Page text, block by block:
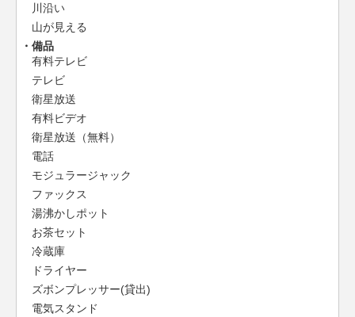
川沿い
山が見える
備品
有料テレビ
テレビ
衛星放送
有料ビデオ
衛星放送（無料）
電話
モジュラージャック
ファックス
湯沸かしポット
お茶セット
冷蔵庫
ドライヤー
ズボンプレッサー(貸出)
電気スタンド